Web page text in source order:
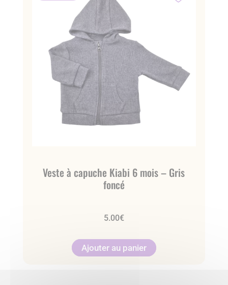
Veste à capuche Kiabi 6 mois – Gris
foncé
5.00€
Ajouter au panier